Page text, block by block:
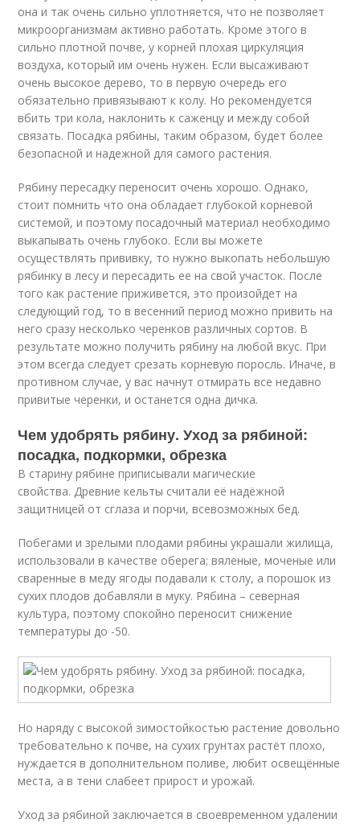
она и так очень сильно уплотняется, что не позволяет
микроорганизмам активно работать. Кроме этого в
сильно плотной почве, у корней плохая циркуляция
воздуха, который им очень нужен. Если высаживают
очень высокое дерево, то в первую очередь его
обязательно привязывают к колу. Но рекомендуется
вбить три кола, наклонить к саженцу и между собой
связать. Посадка рябины, таким образом, будет более
безопасной и надежной для самого растения.
Рябину пересадку переносит очень хорошо. Однако,
стоит помнить что она обладает глубокой корневой
системой, и поэтому посадочный материал необходимо
выкапывать очень глубоко. Если вы можете
осуществлять прививку, то нужно выкопать небольшую
рябинку в лесу и пересадить ее на свой участок. После
того как растение приживется, это произойдет на
следующий год, то в весенний период можно привить на
него сразу несколько черенков различных сортов. В
результате можно получить рябину на любой вкус. При
этом всегда следует срезать корневую поросль. Иначе, в
противном случае, у вас начнут отмирать все недавно
привитые черенки, и останется одна дичка.
Чем удобрять рябину. Уход за рябиной:
посадка, подкормки, обрезка
В старину рябине приписывали магические
свойства. Древние кельты считали её надёжной
защитницей от сглаза и порчи, всевозможных бед.
Побегами и зрелыми плодами рябины украшали жилища,
использовали в качестве оберега; вяленые, моченые или
сваренные в меду ягоды подавали к столу, а порошок из
сухих плодов добавляли в муку. Рябина – северная
культура, поэтому спокойно переносит снижение
температуры до -50.
Но наряду с высокой зимостойкостью растение довольно
требовательно к почве, на сухих грунтах растёт плохо,
нуждается в дополнительном поливе, любит освещённые
места, а в тени слабеет прирост и урожай.
Уход за рябиной заключается в своевременном удалении